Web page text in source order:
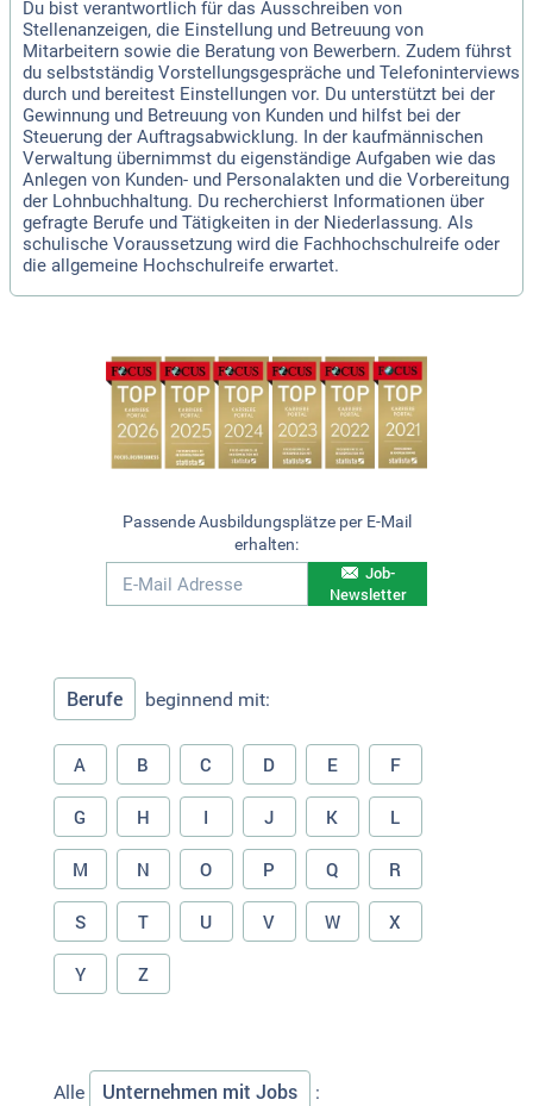
Du bist verantwortlich für das Ausschreiben von
Stellenanzeigen, die Einstellung und Betreuung von
Mitarbeitern sowie die Beratung von Bewerbern. Zudem führst
du selbstständig Vorstellungsgespräche und Telefoninterviews
durch und bereitest Einstellungen vor. Du unterstützt bei der
Gewinnung und Betreuung von Kunden und hilfst bei der
Steuerung der Auftragsabwicklung. In der kaufmännischen
Verwaltung übernimmst du eigenständige Aufgaben wie das
Anlegen von Kunden- und Personalakten und die Vorbereitung
der Lohnbuchhaltung. Du recherchierst Informationen über
gefragte Berufe und Tätigkeiten in der Niederlassung. Als
schulische Voraussetzung wird die Fachhochschulreife oder
die allgemeine Hochschulreife erwartet.
Passende Ausbildungsplätze per E-Mail
erhalten:
Job-
Newsletter
Berufe beginnend mit:
A B C D E F
G H I J K L
M N O P Q R
S T U V W X
Y Z
Alle Unternehmen mit Jobs :